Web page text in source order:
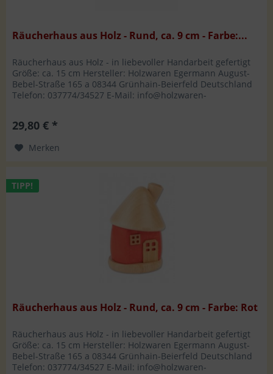
Räucherhaus aus Holz - Rund, ca. 9 cm - Farbe:...
Räucherhaus aus Holz - in liebevoller Handarbeit gefertigt
Größe: ca. 15 cm Hersteller: Holzwaren Egermann August-
Bebel-Straße 165 a 08344 Grünhain-Beierfeld Deutschland
Telefon: 037774/34527 E-Mail: info@holzwaren-
29,80 € *
Merken
TIPP!
Räucherhaus aus Holz - Rund, ca. 9 cm - Farbe: Rot
Räucherhaus aus Holz - in liebevoller Handarbeit gefertigt
Größe: ca. 15 cm Hersteller: Holzwaren Egermann August-
Bebel-Straße 165 a 08344 Grünhain-Beierfeld Deutschland
Telefon: 037774/34527 E-Mail: info@holzwaren-